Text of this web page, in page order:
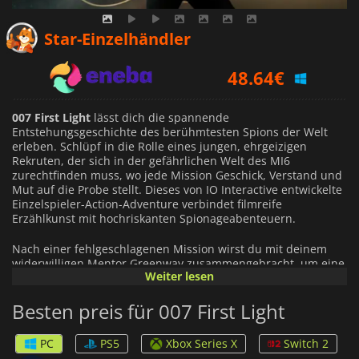
Star-Einzelhändler
48.64€
007 First Light lässt dich die spannende
Entstehungsgeschichte des berühmtesten Spions der Welt
erleben. Schlüpf in die Rolle eines jungen, ehrgeizigen
Rekruten, der sich in der gefährlichen Welt des MI6
zurechtfinden muss, wo jede Mission Geschick, Verstand und
Mut auf die Probe stellt. Dieses von IO Interactive entwickelte
Einzelspieler-Action-Adventure verbindet filmreife
Erzählkunst mit hochriskanten Spionageabenteuern.
Nach einer fehlgeschlagenen Mission wirst du mit deinem
widerwilligen Mentor Greenway zusammengebracht, um eine
Verschwörung aufzudecken, die das Herz des Staates
bis hin zu adrenalingeladenen Kämpfen und bietet dir ein
umfassendes Spektrum an Spionageerlebnissen, während du
im Double-0-Programm aufsteigst.
Weiter lesen
Besten preis für 007 First Light
PC PS5 Xbox Series X
Switch 2